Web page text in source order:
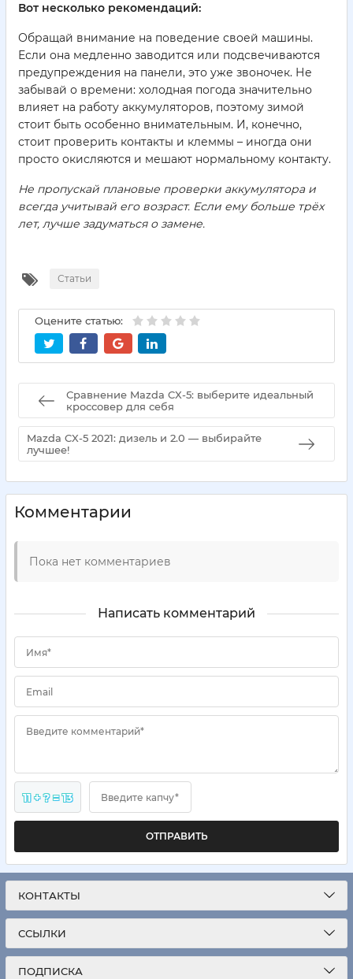
Вот несколько рекомендаций:
Обращай внимание на поведение своей машины.
Если она медленно заводится или подсвечиваются
предупреждения на панели, это уже звоночек. Не
забывай о времени: холодная погода значительно
влияет на работу аккумуляторов, поэтому зимой
стоит быть особенно внимательным. И, конечно,
стоит проверить контакты и клеммы – иногда они
просто окисляются и мешают нормальному контакту.
Не пропускай плановые проверки аккумулятора и
всегда учитывай его возраст. Если ему больше трёх
лет, лучше задуматься о замене.
Статьи
Оцените статью:
Сравнение Mazda CX-5: выберите идеальный
кроссовер для себя
Mazda CX-5 2021: дизель и 2.0 — выбирайте
лучшее!
Комментарии
Пока нет комментариев
Написать комментарий
Имя*
Email
Введите комментарий*
11 + ? = 13 Введите капчу*
ОТПРАВИТЬ
КОНТАКТЫ
ССЫЛКИ
ПОДПИСКА